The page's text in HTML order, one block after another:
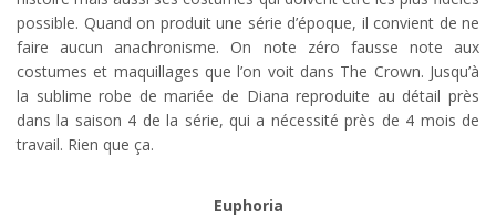
possible. Quand on produit une série d’époque, il convient de ne
faire aucun anachronisme. On note zéro fausse note aux
costumes et maquillages que l’on voit dans The Crown. Jusqu’à
la sublime robe de mariée de Diana reproduite au détail près
dans la saison 4 de la série, qui a nécessité près de 4 mois de
travail. Rien que ça.
Euphoria